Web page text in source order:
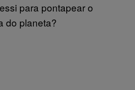
para pontapear o
do planeta?